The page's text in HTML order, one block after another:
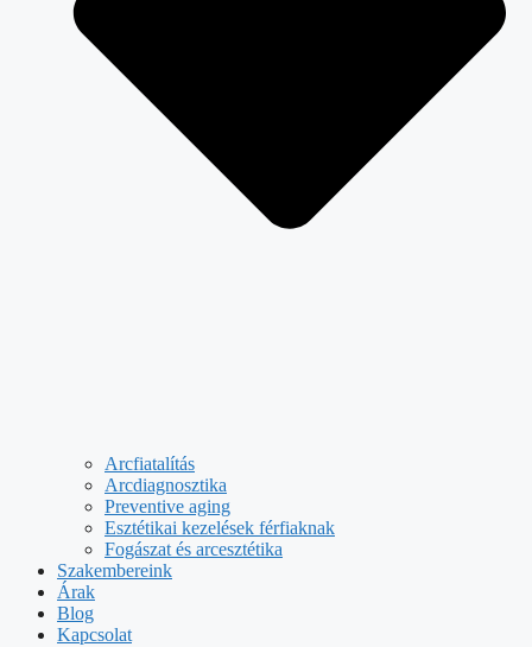
Arcfiatalítás
Arcdiagnosztika
Preventive aging
Esztétikai kezelések férfiaknak
Fogászat és arcesztétika
Szakembereink
Árak
Blog
Kapcsolat